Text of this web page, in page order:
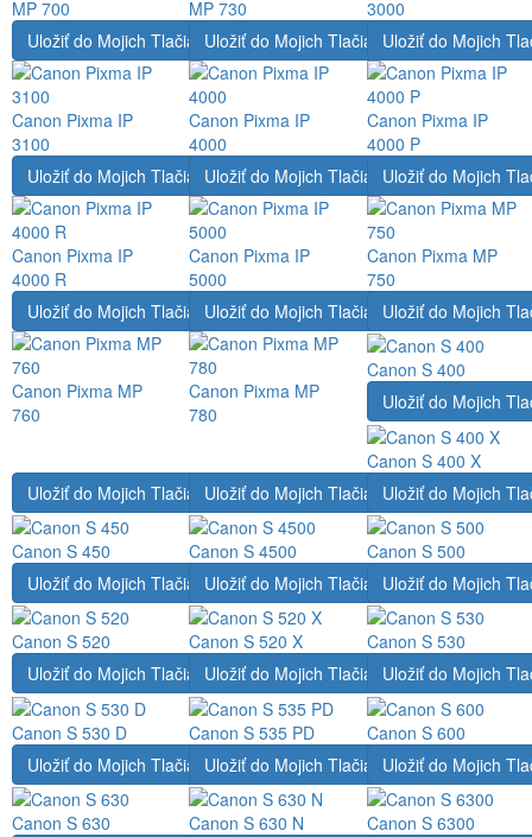
MP 700 MP 730
3000
Uložiť do Mojich Tlačiarní
Canon Pixma IP
3100
Uložiť do Mojich Tlačiarní
Canon Pixma IP
4000
Uložiť do Mojich
Canon Pixma IP
4000 P
Uložiť do Mojich Tlačiarní
Canon Pixma IP
4000 R
Uložiť do Mojich Tlačiarní
Canon Pixma IP
5000
Uložiť do Mojich
Canon Pixma MP
750
Uložiť do Mojich Tlačiarní
Canon Pixma MP
760
Uložiť do Mojich Tlačiarní
Canon Pixma MP
780
Uložiť do Mojich
Canon S 400
Uložiť do Mojich
Canon S 400 X
Uložiť do Mojich Tlačiarní
Canon S 450
Uložiť do Mojich Tlačiarní
Canon S 4500
Uložiť do Mojich
Canon S 500
Uložiť do Mojich Tlačiarní
Canon S 520
Uložiť do Mojich Tlačiarní
Canon S 520 X
Uložiť do Mojich
Canon S 530
Uložiť do Mojich Tlačiarní
Canon S 530 D
Uložiť do Mojich Tlačiarní
Canon S 535 PD
Uložiť do Mojich
Canon S 600
Uložiť do Mojich Tlačiarní
Canon S 630
Uložiť do Mojich Tlačiarní
Canon S 630 N
Uložiť do Mojich
Canon S 6300